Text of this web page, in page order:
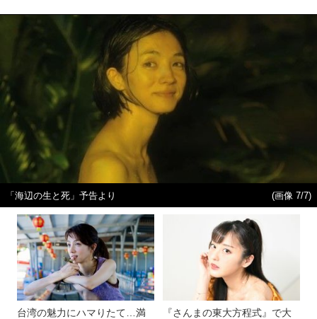
「海辺の生と死」予告より (画像 7/7)
台湾の魅力にハマりたて…満
『さんまの東大方程式』で大